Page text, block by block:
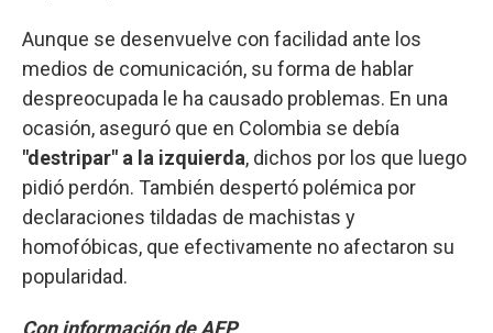
Aunque se desenvuelve con facilidad ante los
medios de comunicación, su forma de hablar
despreocupada le ha causado problemas. En una
ocasión, aseguró que en Colombia se debía
"destripar" a la izquierda, dichos por los que luego
pidió perdón. También despertó polémica por
declaraciones tildadas de machistas y
homofóbicas, que efectivamente no afectaron su
popularidad.
Con información de AFP